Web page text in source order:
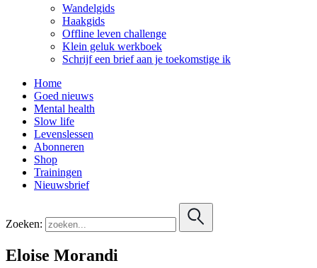
Wandelgids
Haakgids
Offline leven challenge
Klein geluk werkboek
Schrijf een brief aan je toekomstige ik
Home
Goed nieuws
Mental health
Slow life
Levenslessen
Abonneren
Shop
Trainingen
Nieuwsbrief
Zoeken:
Eloise Morandi